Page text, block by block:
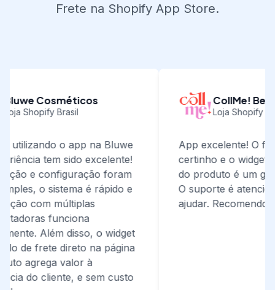
Frete na Shopify App Store.
Cosméticos
Shopify Brasil
utilizando o app na Bluwe
tem sido excelente!
e configuração foram
o sistema é rápido e
com múltiplas
funciona
Além disso, o widget
de frete direto na página
agrega valor à
do cliente, e sem custo
CollMe!
Loja Shopify
App excelente! O
certinho e o widget
do produto é um
O suporte é
ajudar. Recomendo